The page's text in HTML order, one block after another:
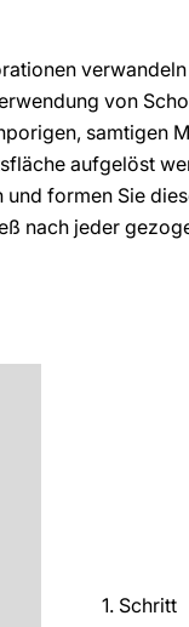
von
samtigen
aufgelöst
formen Sie
nach jeder
1. Schritt